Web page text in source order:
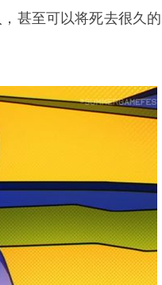
甚至可以将死去很久的